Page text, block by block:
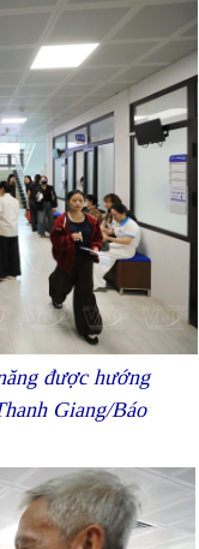
được hướng
Giang/Báo